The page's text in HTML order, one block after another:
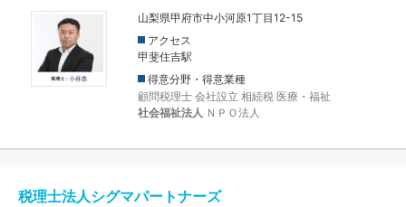
山梨県甲府市中小河原1丁目12-15
アクセス
甲斐住吉駅
得意分野・得意業種
顧問税理士 会社設立 相続税 医療・福祉
社会福祉法人 ＮＰＯ法人
税理士法人シグマパートナーズ